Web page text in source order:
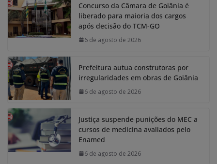
Concurso da Câmara de Goiânia é
liberado para maioria dos cargos
após decisão do TCM-GO
6 de agosto de 2026
Prefeitura autua construtoras por
irregularidades em obras de Goiânia
6 de agosto de 2026
Justiça suspende punições do MEC a
cursos de medicina avaliados pelo
Enamed
6 de agosto de 2026